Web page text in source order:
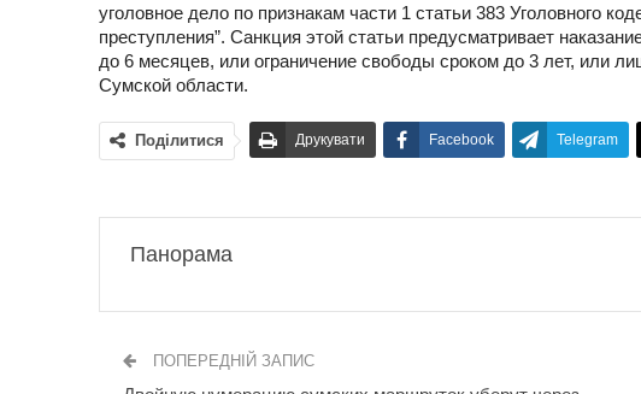
уголовное дело по признакам части 1 статьи 383 Уголовного
преступления”. Санкция этой статьи предусматривает
до 6 месяцев, или ограничение свободы сроком до 3 лет,
Сумской области.
Поділитися Друкувати Facebook Telegram
Панорама
ПОПЕРЕДНІЙ ЗАПИС